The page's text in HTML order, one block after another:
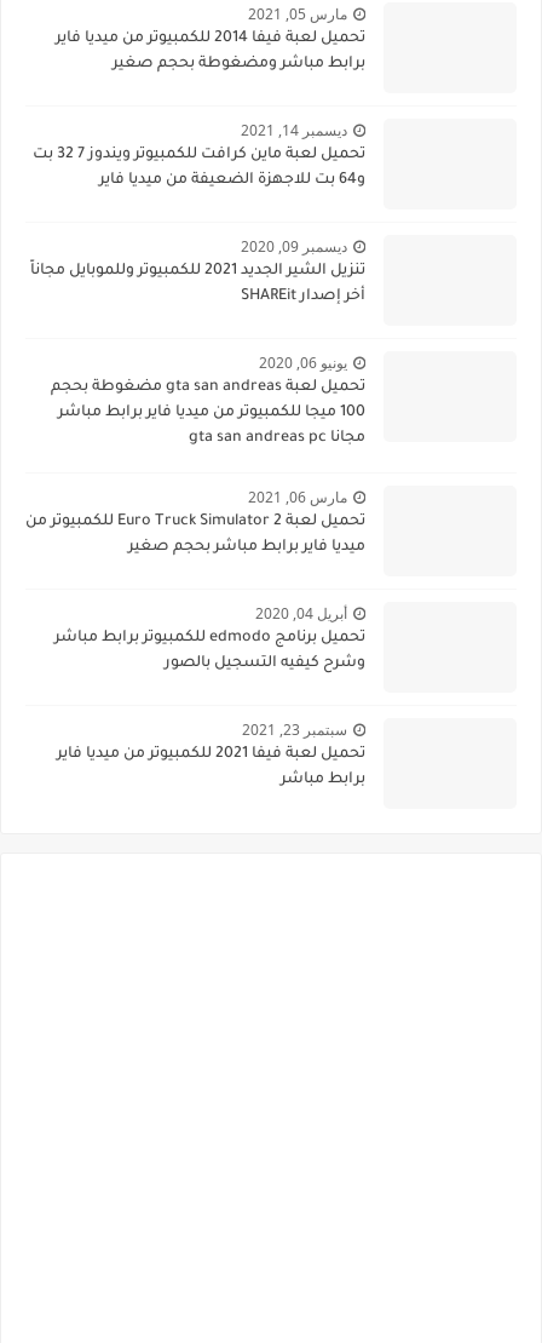
مارس 05, 2021
تحميل لعبة فيفا 2014 للكمبيوتر من ميديا فاير
برابط مباشر ومضغوطة بحجم صغير
ديسمبر 14, 2021
تحميل لعبة ماين كرافت للكمبيوتر ويندوز 7 32 بت
و64 بت للاجهزة الضعيفة من ميديا فاير
ديسمبر 09, 2020
تنزيل الشير الجديد 2021 للكمبيوتر وللموبايل مجاناً
أخر إصدار SHAREit
يونيو 06, 2020
تحميل لعبة gta san andreas مضغوطة بحجم
100 ميجا للكمبيوتر من ميديا فاير برابط مباشر
مجانا gta san andreas pc
مارس 06, 2021
تحميل لعبة Euro Truck Simulator 2 للكمبيوتر من
ميديا فاير برابط مباشر بحجم صغير
أبريل 04, 2020
تحميل برنامج edmodo للكمبيوتر برابط مباشر
وشرح كيفيه التسجيل بالصور
سبتمبر 23, 2021
تحميل لعبة فيفا 2021 للكمبيوتر من ميديا فاير
برابط مباشر